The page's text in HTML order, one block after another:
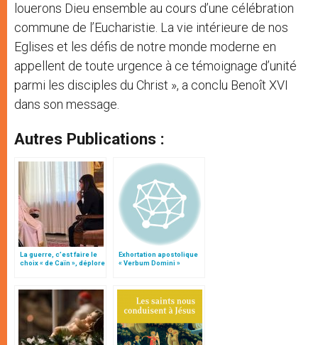
louerons Dieu ensemble au cours d’une célébration
commune de l’Eucharistie. La vie intérieure de nos
Eglises et les défis de notre monde moderne en
appellent de toute urgence à ce témoignage d’unité
parmi les disciples du Christ », a conclu Benoît XVI
dans son message.
Autres Publications :
La guerre, c’est faire le
choix « de Caïn », déplore
Exhortation apostolique
« Verbum Domini »